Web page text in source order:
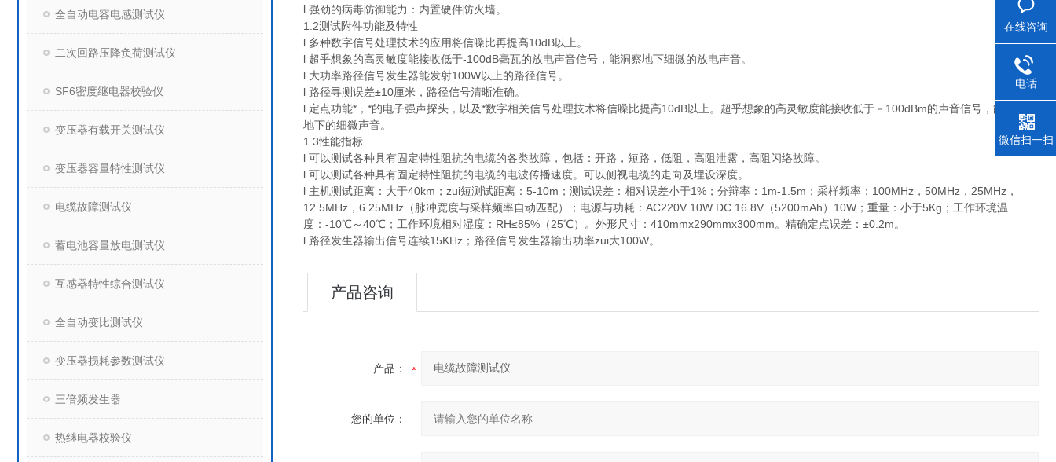
全自动电容电感测试仪
二次回路压降负荷测试仪
SF6密度继电器校验仪
变压器有载开关测试仪
变压器容量特性测试仪
电缆故障测试仪
蓄电池容量放电测试仪
互感器特性综合测试仪
全自动变比测试仪
变压器损耗参数测试仪
三倍频发生器
热继电器校验仪
l 强劲的病毒防御能力：内置硬件防火墙。
1.2测试附件功能及特性
l 多种数字信号处理技术的应用将信噪比再提高10dB以上。
l 超乎想象的高灵敏度能接收低于-100dB毫瓦的放电声音信号，能洞察地下细微的放电声音。
l 大功率路径信号发生器能发射100W以上的路径信号。
l 路径寻测误差±10厘米，路径信号清晰准确。
l 定点功能*，*的电子强声探头，以及*数字相关信号处理技术将信噪比提高10dB以上。超乎想象的高灵敏度能接收低于－100dBm的声音信号，能够洞察
地下的细微声音。
1.3性能指标
l 可以测试各种具有固定特性阻抗的电缆的各类故障，包括：开路，短路，低阻，高阻泄露，高阻闪络故障。
l 可以测试各种具有固定特性阻抗的电缆的电波传播速度。可以侧视电缆的走向及埋设深度。
l 主机测试距离：大于40km；zui短测试距离：5-10m；测试误差：相对误差小于1%；分辩率：1m-1.5m；采样频率：100MHz，50MHz，25MHz，
12.5MHz，6.25MHz（脉冲宽度与采样频率自动匹配）；电源与功耗：AC220V 10W DC 16.8V（5200mAh）10W；重量：小于5Kg；工作环境温
度：-10℃～40℃；工作环境相对湿度：RH≤85%（25℃）。外形尺寸：410mmx290mmx300mm。精确定点误差：±0.2m。
l 路径发生器输出信号连续15KHz；路径信号发生器输出功率zui大100W。
产品咨询
产品：
您的单位：
在线咨询
电话
微信扫一扫